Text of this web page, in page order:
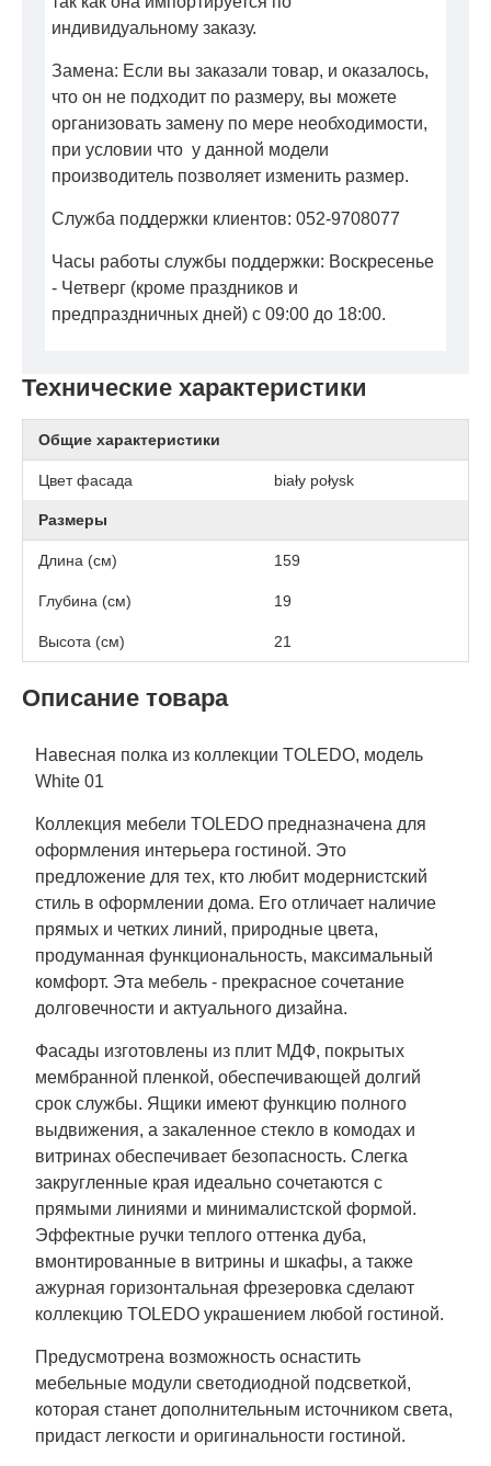
Технические характеристики
Общие характеристики
Цвет фасада biały połysk
Размеры
Длина (см) 159
Глубина (см) 19
Высота (см) 21
Описание товара
Навесная полка из коллекции TOLEDO, модель
White 01
Коллекция мебели TOLEDO предназначена для
оформления интерьера гостиной. Это
предложение для тех, кто любит модернистский
стиль в оформлении дома. Его отличает наличие
прямых и четких линий, природные цвета,
продуманная функциональность, максимальный
комфорт. Эта мебель - прекрасное сочетание
долговечности и актуального дизайна.
Фасады изготовлены из плит МДФ, покрытых
мембранной пленкой, обеспечивающей долгий
срок службы. Ящики имеют функцию полного
выдвижения, а закаленное стекло в комодах и
витринах обеспечивает безопасность. Слегка
закругленные края идеально сочетаются с
прямыми линиями и минималистской формой.
Эффектные ручки теплого оттенка дуба,
вмонтированные в витрины и шкафы, а также
ажурная горизонтальная фрезеровка сделают
коллекцию TOLEDO украшением любой гостиной.
Предусмотрена возможность оснастить
мебельные модули светодиодной подсветкой,
которая станет дополнительным источником света,
придаст легкости и оригинальности гостиной.
индивидуальному заказу.
Замена: Если вы заказали товар, и оказалось,
что он не подходит по размеру, вы можете
организовать замену по мере необходимости,
при условии что у данной модели
производитель позволяет изменить размер.
Служба поддержки клиентов: 052-9708077
Часы работы службы поддержки: Воскресенье
- Четверг (кроме праздников и
предпраздничных дней) с 09:00 до 18:00.